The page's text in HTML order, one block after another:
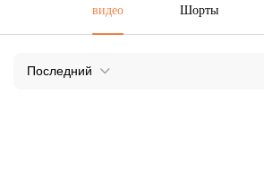
видео Шорты
Последний